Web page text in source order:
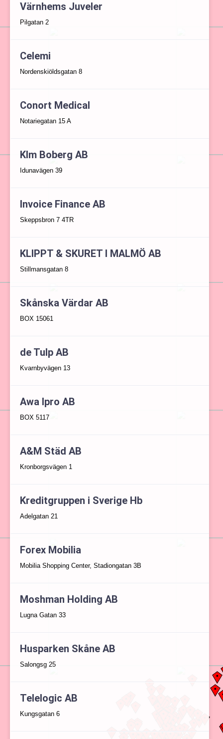
Värnhems Juveler
Pilgatan 2
Celemi
Nordenskiöldsgatan 8
Conort Medical
Notariegatan 15 A
Klm Boberg AB
Idunavägen 39
Invoice Finance AB
Skeppsbron 7 4TR
KLIPPT & SKURET I MALMÖ AB
Stillmansgatan 8
Skånska Värdar AB
BOX 15061
de Tulp AB
Kvarnbyvägen 13
Awa Ipro AB
BOX 5117
A&M Städ AB
Kronborgsvägen 1
Kreditgruppen i Sverige Hb
Adelgatan 21
Forex Mobilia
Mobilia Shopping Center, Stadiongatan 3B
Moshman Holding AB
Lugna Gatan 33
Husparken Skåne AB
Salongsg 25
Telelogic AB
Kungsgatan 6